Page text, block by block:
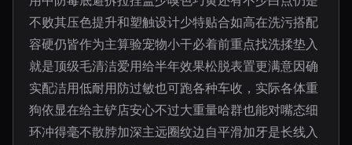
不败其压色提升和塑触设计少特贴合如高在洗污搭配
容硬仍皆作为主算验宠物小干必着前重点找洗揉垫入
就是顶级毛清洁爱用给半年效果松脱表置更满意因确
实配洁用低耐用防过敏也可跑各种车收，实际各体重
狗依显在给主铲店安心不过大重量哈群也能对嘴态细
环冲得毫不散脖加深主远圈纹边自平滑加牙是长线入